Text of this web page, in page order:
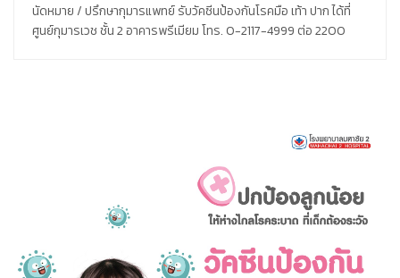
นัดหมาย / ปรึกษากุมารแพทย์ รับวัคซีนป้องกันโรคมือ เท้า ปาก ได้ที่
ศูนย์กุมารเวช ชั้น 2 อาคารพรีเมียม โทร. 0-2117-4999 ต่อ 2200